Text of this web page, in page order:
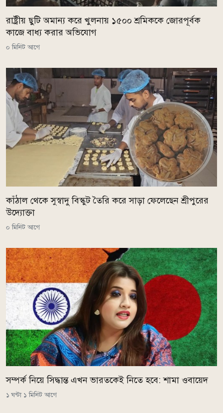
রাষ্ট্রীয় ছুটি অমান্য করে খুলনায় ১৫০০ শ্রমিককে জোরপূর্বক
কাজে বাধ্য করার অভিযোগ
০ মিনিট আগে
কাঁঠাল থেকে সুস্বাদু বিস্কুট তৈরি করে সাড়া ফেলেছেন শ্রীপুরের
উদ্যোক্তা
০ মিনিট আগে
সম্পর্ক নিয়ে সিদ্ধান্ত এখন ভারতকেই নিতে হবে: শামা ওবায়েদ
১ ঘন্টা ১ মিনিট আগে